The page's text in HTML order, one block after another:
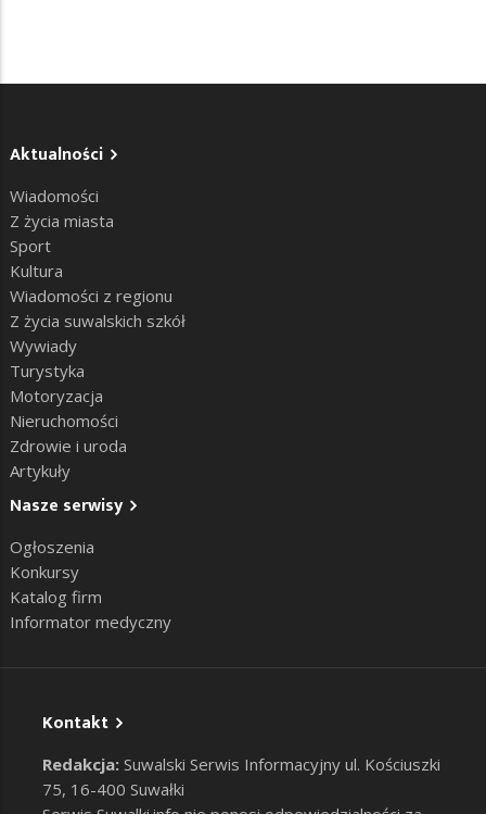
Aktualności
Wiadomości
Z życia miasta
Sport
Kultura
Wiadomości z regionu
Z życia suwalskich szkół
Wywiady
Turystyka
Motoryzacja
Nieruchomości
Zdrowie i uroda
Artykuły
Nasze serwisy
Ogłoszenia
Konkursy
Katalog firm
Informator medyczny
Kontakt
Redakcja: Suwalski Serwis Informacyjny ul. Kościuszki
75, 16-400 Suwałki